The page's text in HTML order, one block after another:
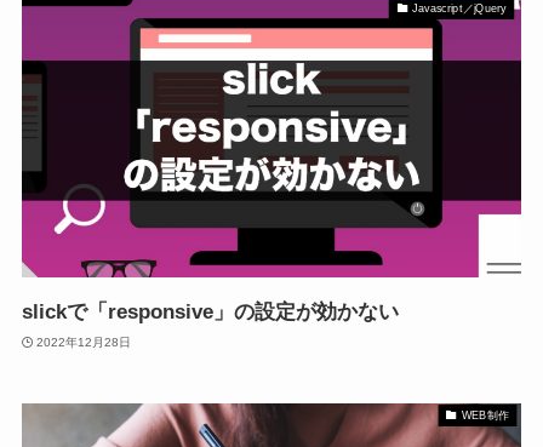
Javascript／jQuery
slickで「responsive」の設定が効かない
2022年12月28日
WEB制作